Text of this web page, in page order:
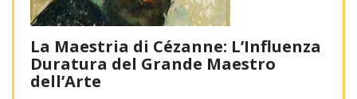
La Maestria di Cézanne: L’Influenza
Duratura del Grande Maestro
dell’Arte